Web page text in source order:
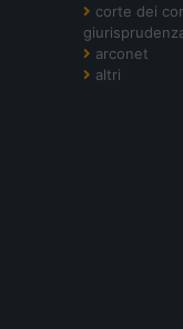
corte dei
arconet
altri